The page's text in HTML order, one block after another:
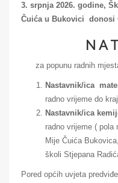
3. srpnja 2026. godine,
Čuića u Bukovici
N A
za popunu radnih
Nastavnik/ica
radno vrijeme do
Nastavnik/ica
radno vrijeme ( pola
Mije Čuića
školi Stjepana
Pored općih uvjeta